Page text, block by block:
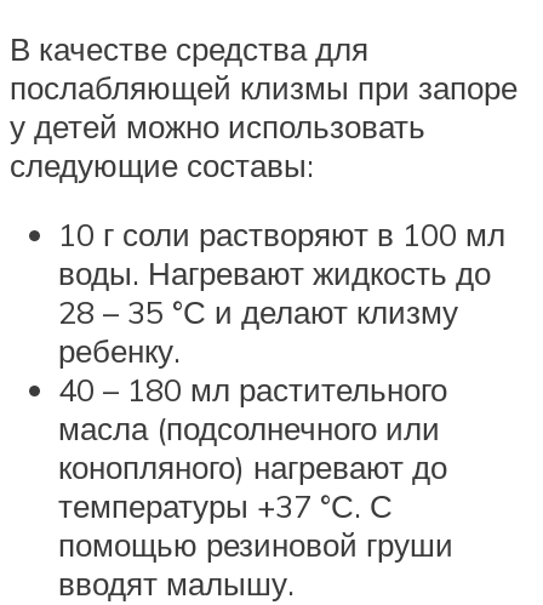
В качестве средства для
послабляющей клизмы при запоре
у детей можно использовать
следующие составы:
10 г соли растворяют в 100 мл
воды. Нагревают жидкость до
28 – 35 °С и делают клизму
ребенку.
40 – 180 мл растительного
масла (подсолнечного или
конопляного) нагревают до
температуры +37 °С. С
помощью резиновой груши
вводят малышу.